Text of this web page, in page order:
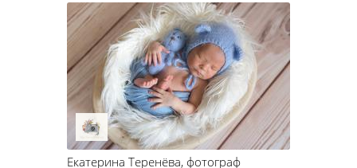
Екатерина Теренёва, фотограф